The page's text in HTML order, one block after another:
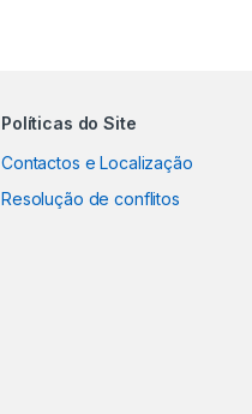
Políticas do Site
Contactos e Localização
Resolução de conflitos